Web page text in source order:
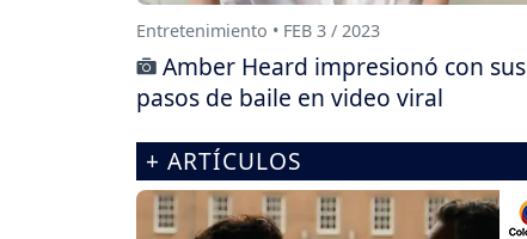
Entretenimiento • FEB 3 / 2023
Amber Heard impresionó con sus
pasos de baile en video viral
+ ARTÍCULOS